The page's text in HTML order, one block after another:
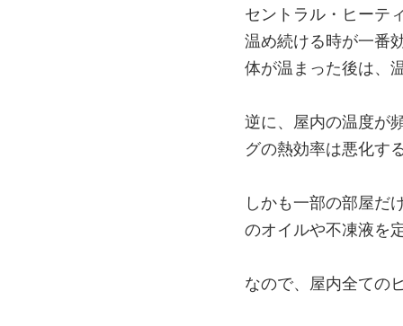
セントラル・ヒーテ
温め続ける時が一番
体が温まった後は、
逆に、屋内の温度が
グの熱効率は悪化す
しかも一部の部屋だ
のオイルや不凍液を
なので、屋内全ての